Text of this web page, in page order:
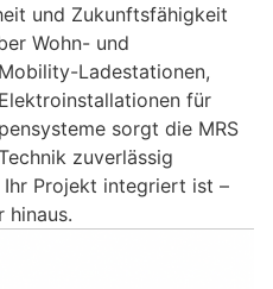
und Zukunftsfähigkeit
Wohn- und
Ladestationen,
für
sorgt die MRS
zuverlässig
Projekt integriert ist –
hinaus.